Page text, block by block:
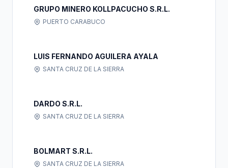
GRUPO MINERO KOLLPACUCHO S.R.L.
PUERTO CARABUCO
LUIS FERNANDO AGUILERA AYALA
SANTA CRUZ DE LA SIERRA
DARDO S.R.L.
SANTA CRUZ DE LA SIERRA
BOLMART S.R.L.
SANTA CRUZ DE LA SIERRA